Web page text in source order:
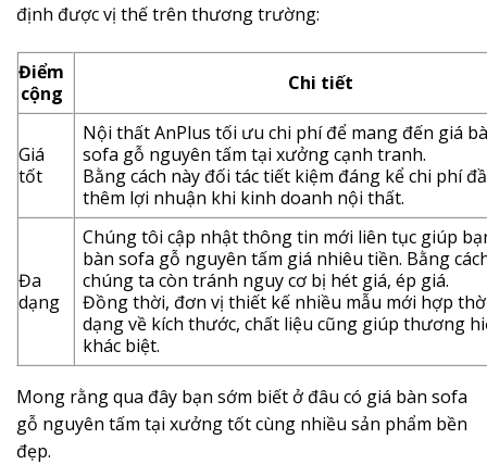
định được vị thế trên thương trường:
Điểm
cộng
Chi tiết
Giá
tốt
Nội thất AnPlus tối ưu chi phí để mang đến giá
sofa gỗ nguyên tấm tại xưởng cạnh tranh.
Bằng cách này đối tác tiết kiệm đáng kể chi phí
thêm lợi nhuận khi kinh doanh nội thất.
Đa
dạng
Chúng tôi cập nhật thông tin mới liên tục giúp
bàn sofa gỗ nguyên tấm giá nhiêu tiền. Bằng
chúng ta còn tránh nguy cơ bị hét giá, ép giá.
Đồng thời, đơn vị thiết kế nhiều mẫu mới hợp
dạng về kích thước, chất liệu cũng giúp thương
khác biệt.
Mong rằng qua đây bạn sớm biết ở đâu có giá bàn sofa
gỗ nguyên tấm tại xưởng tốt cùng nhiều sản phẩm bền
đẹp.